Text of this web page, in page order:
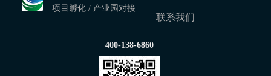
项目孵化 / 产业园对接
联系我们
400-138-6860